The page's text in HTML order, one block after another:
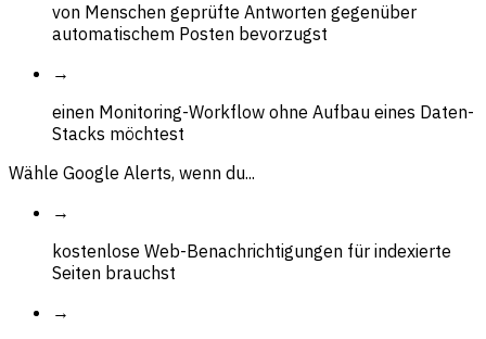
von Menschen geprüfte Antworten gegenüber
automatischem Posten bevorzugst
→
einen Monitoring-Workflow ohne Aufbau eines Daten-
Stacks möchtest
Wähle Google Alerts, wenn du...
→
kostenlose Web-Benachrichtigungen für indexierte
Seiten brauchst
→